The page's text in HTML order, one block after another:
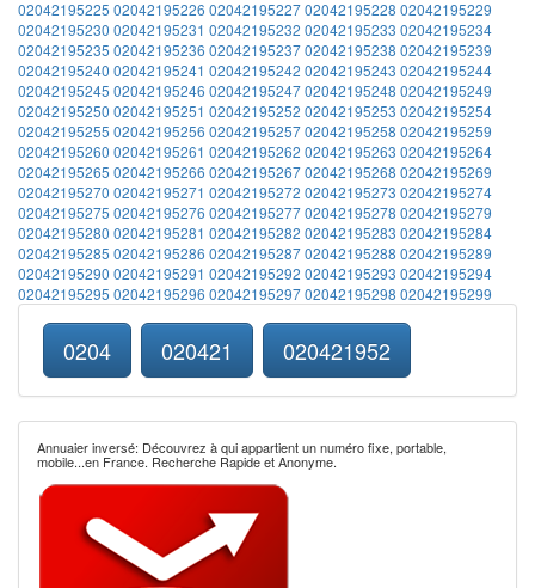
02042195225 02042195226 0204219522702042195228 02042195229
02042195230 02042195231 02042195232 02042195233 02042195234
02042195235 02042195236 0204219523702042195238 02042195239
02042195240 02042195241 02042195242 02042195243 02042195244
02042195245 02042195246 0204219524702042195248 02042195249
02042195250 02042195251 02042195252 02042195253 02042195254
02042195255 02042195256 0204219525702042195258 02042195259
02042195260 02042195261 02042195262 02042195263 02042195264
02042195265 02042195266 0204219526702042195268 02042195269
02042195270 02042195271 02042195272 02042195273 02042195274
02042195275 02042195276 0204219527702042195278 02042195279
02042195280 02042195281 02042195282 02042195283 02042195284
02042195285 02042195286 0204219528702042195288 02042195289
02042195290 02042195291 02042195292 02042195293 02042195294
02042195295 02042195296 0204219529702042195298 02042195299
0204 020421 020421952
Annuaier inversé: Découvrez à qui appartient un numéro fixe, portable,
mobile...en France. Recherche Rapide et Anonyme.